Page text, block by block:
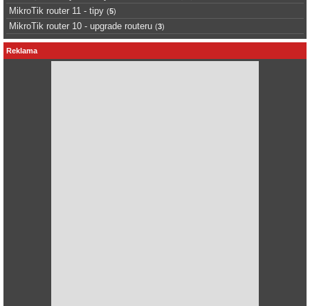
MikroTik router 11 - tipy (5)
MikroTik router 10 - upgrade routeru (3)
Reklama